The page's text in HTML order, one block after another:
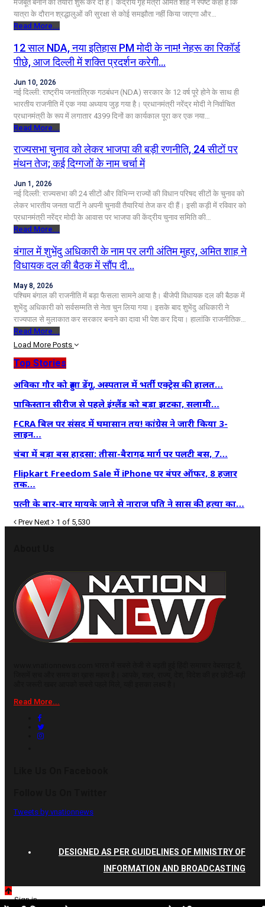
मजबूत बनाने की तैयारी शुरू कर दी है। केंद्रीय गृह मंत्री अमित शाह ने स्पष्ट कहा है कि
यात्रा के दौरान श्रद्धालुओं की सुरक्षा से कोई समझौता नहीं किया जाएगा और…
Read More...
12 साल NDA, नया इतिहास PM मोदी के नाम! नेहरू का रिकॉर्ड
पीछे, आज दिल्ली में शक्ति प्रदर्शन करेगी…
Jun 10, 2026
नई दिल्ली: राष्ट्रीय जनतांत्रिक गठबंधन (NDA) सरकार के 12 वर्ष पूरे होने के साथ ही
भारतीय राजनीति में एक नया अध्याय जुड़ गया है। प्रधानमंत्री नरेंद्र मोदी ने निर्वाचित
प्रधानमंत्री के रूप में लगातार 4399 दिनों का कार्यकाल पूरा कर एक नया…
Read More...
राज्यसभा चुनाव को लेकर भाजपा की बड़ी रणनीति, 24 सीटों पर
मंथन तेज; कई दिग्गजों के नाम चर्चा में
Jun 1, 2026
नई दिल्ली: राज्यसभा की 24 सीटों और विभिन्न राज्यों की विधान परिषद सीटों के चुनाव को
लेकर भारतीय जनता पार्टी ने अपनी चुनावी तैयारियां तेज कर दी हैं। इसी कड़ी में रविवार को
प्रधानमंत्री नरेंद्र मोदी के आवास पर भाजपा की केंद्रीय चुनाव समिति की…
Read More...
बंगाल में शुभेंदु अधिकारी के नाम पर लगी अंतिम मुहर, अमित शाह ने
विधायक दल की बैठक में सौंप दी…
May 8, 2026
पश्चिम बंगाल की राजनीति में बड़ा फैसला सामने आया है। बीजेपी विधायक दल की बैठक में
शुभेंदु अधिकारी को सर्वसम्मति से नेता चुन लिया गया। इसके बाद शुभेंदु अधिकारी ने
राज्यपाल से मुलाकात कर सरकार बनाने का दावा भी पेश कर दिया। हालांकि राजनीतिक…
Read More...
Load More Posts
Top Stories
अविका गौर को हुआ डेंगू, अस्पताल में भर्ती एक्ट्रेस की हालत…
पाकिस्तान सीरीज से पहले इंग्लैंड को बड़ा झटका, सलामी…
FCRA बिल पर संसद में घमासान तय! कांग्रेस ने जारी किया 3-
लाइन…
चंबा में बड़ा बस हादसा: तीसा-बैरागढ़ मार्ग पर पलटी बस, 7…
Flipkart Freedom Sale में iPhone पर बंपर ऑफर, 8 हजार
तक…
पत्नी के बार-बार मायके जाने से नाराज पति ने सास की हत्या का…
Prev Next 1 of 5,530
Read More...
Tweets by vnationnews
DESIGNED AS PER GUIDELINES OF MINISTRY OF
INFORMATION AND BROADCASTING
Sign in